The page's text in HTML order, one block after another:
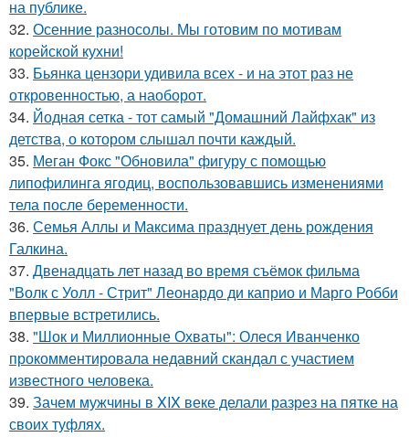
на публике.
32. Осенние разносолы. Мы готовим по мотивам
корейской кухни!
33. Бьянка цензори удивила всех - и на этот раз не
откровенностью, а наоборот.
34. Йодная сетка - тот самый "Домашний Лайфхак" из
детства, о котором слышал почти каждый.
35. Меган Фокс "Обновила" фигуру с помощью
липофилинга ягодиц, воспользовавшись изменениями
тела после беременности.
36. Семья Аллы и Максима празднует день рождения
Галкина.
37. Двенадцать лет назад во время съёмок фильма
"Волк с Уолл - Стрит" Леонардо ди каприо и Марго Робби
впервые встретились.
38. "Шок и Миллионные Охваты": Олеся Иванченко
прокомментировала недавний скандал с участием
известного человека.
39. Зачем мужчины в XIX веке делали разрез на пятке на
своих туфлях.